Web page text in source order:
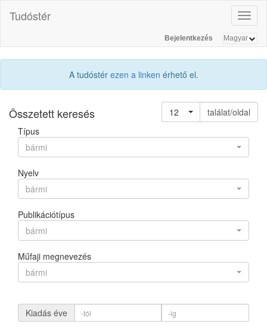
Tudóstér
Bejelentkezés
A tudóstér ezen a linken érhető el.
Összetett keresés 12
találat/oldal
Típus
bármi
Nyelv
bármi
Publikációtípus
bármi
Műfaji megnevezés
bármi
Kiadás éve